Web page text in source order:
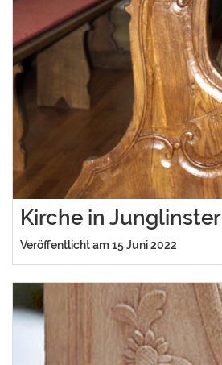
Kirche in Junglinster
Veröffentlicht am 15 Juni 2022